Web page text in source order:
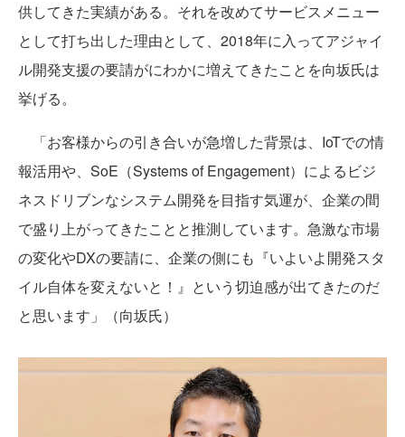
供してきた実績がある。それを改めてサービスメニュー
として打ち出した理由として、2018年に入ってアジャイ
ル開発支援の要請がにわかに増えてきたことを向坂氏は
挙げる。
「お客様からの引き合いが急増した背景は、IoTでの情
報活用や、SoE（Systems of Engagement）によるビジ
ネスドリブンなシステム開発を目指す気運が、企業の間
で盛り上がってきたことと推測しています。急激な市場
の変化やDXの要請に、企業の側にも『いよいよ開発スタ
イル自体を変えないと！』という切迫感が出てきたのだ
と思います」（向坂氏）